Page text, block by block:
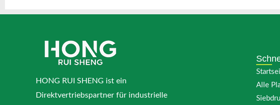
HONG RUI SHENG ist ein
Direktvertriebspartner für industrielle
Alle